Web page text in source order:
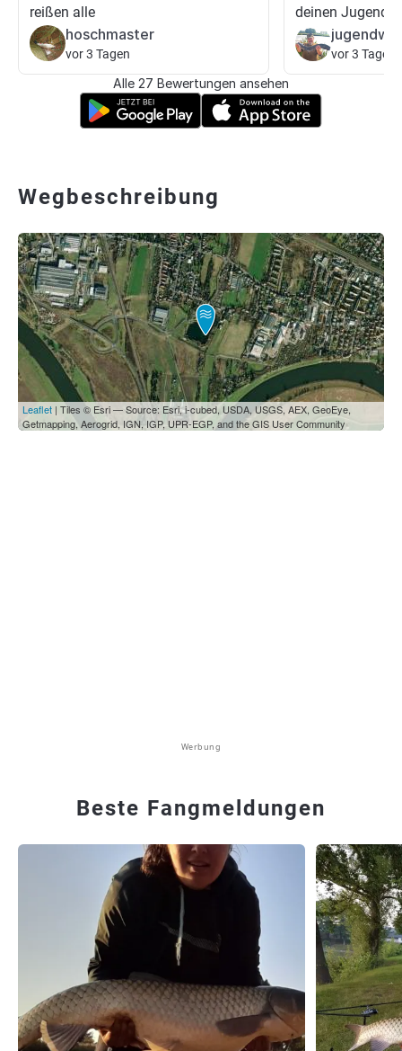
reißen alle
hoschmaster
vor 3 Tagen
deinen
vor 3 Tagen
Alle 27 Bewertungen ansehen
Wegbeschreibung
Leaflet | Tiles © Esri — Source: Esri, i-cubed, USDA, USGS, AEX, GeoEye,
Getmapping, Aerogrid, IGN, IGP, UPR-EGP, and the GIS User Community
Werbung
Beste Fangmeldungen